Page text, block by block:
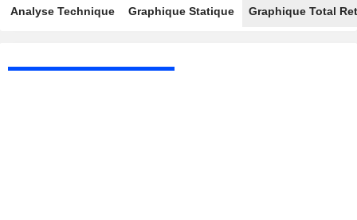
Analyse Technique Graphique Statique Graphique Total